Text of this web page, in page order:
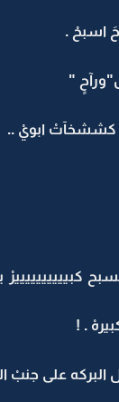
اسبحْ .
"
كششخآتْ ابويْ ..
كبييييييييييرْ
. !
على جنبْ